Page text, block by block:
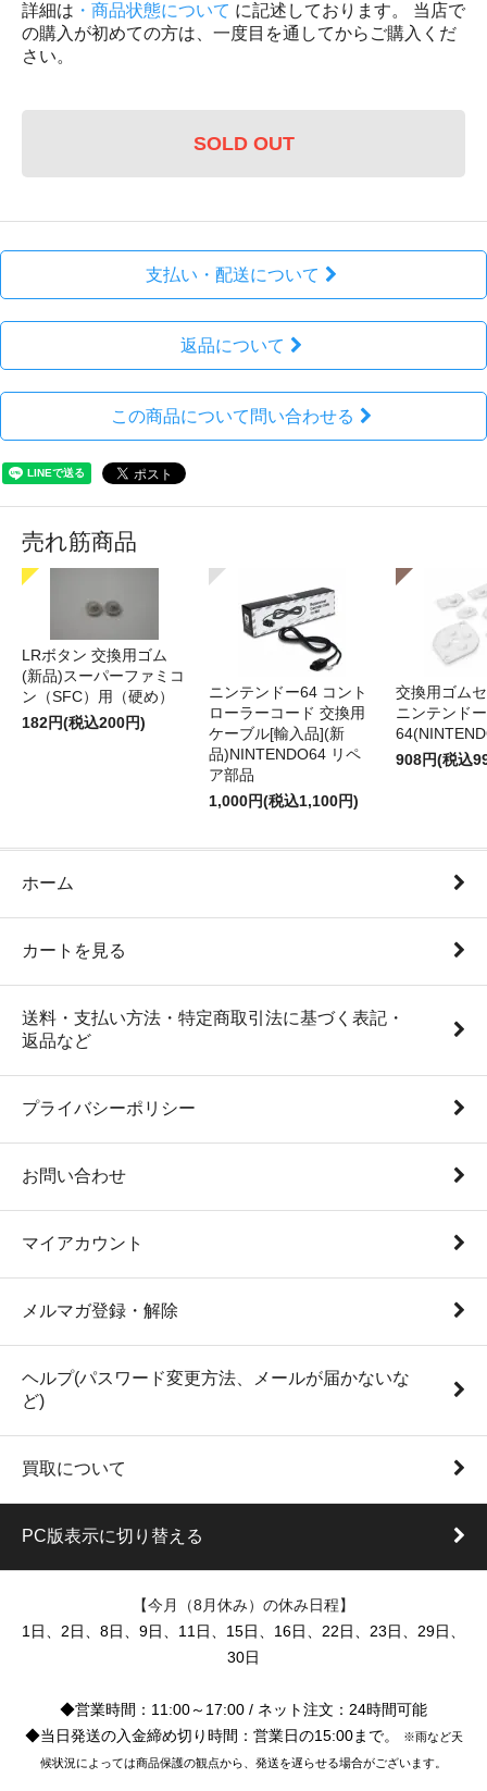
詳細は ・商品状態について に記述しております。 当店で
の購入が初めての方は、一度目を通してからご購入くだ
さい。
SOLD OUT
支払い・配送について
返品について
この商品について問い合わせる
売れ筋商品
LRボタン 交換用ゴム
(新品)スーパーファミコ
ン（SFC）用（硬め）
182円(税込200円)
ニンテンドー64 コント
ローラーコード 交換用
ケーブル[輸入品](新
品)NINTENDO64 リペ
ア部品
1,000円(税込1,100円)
交換用ゴム
ニンテンドー
908円(税込
ホーム
カートを見る
送料・支払い方法・特定商取引法に基づく表記・
返品など
プライバシーポリシー
お問い合わせ
マイアカウント
メルマガ登録・解除
ヘルプ(パスワード変更方法、メールが届かないな
ど)
買取について
PC版表示に切り替える
【今月（8月休み）の休み日程】
1日、2日、8日、9日、11日、15日、16日、22日、23日、29日、
30日
◆営業時間：11:00～17:00 / ネット注文：24時間可能
◆当日発送の入金締め切り時間：営業日の15:00まで。
※雨など天
候状況によっては商品保護の観点から、発送を遅らせる場合がございます。